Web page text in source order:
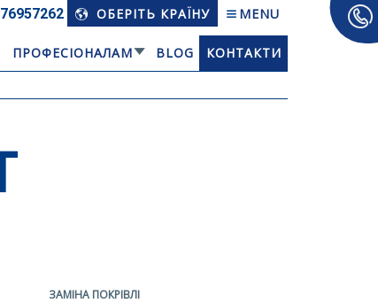
ОБЕРІТЬ КРАЇНУ MENU
ПРОФЕСІОНАЛАМ BLOG
КОНТАКТИ
ЗАМІНА ПОКРІВЛІ